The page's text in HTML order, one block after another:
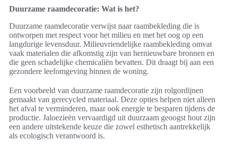
Duurzame raamdecoratie: Wat is het?
Duurzame raamdecoratie verwijst naar raambekleding die is
ontworpen met respect voor het milieu en met het oog op een
langdurige levensduur. Milieuvriendelijke raambekleding omvat
vaak materialen die afkomstig zijn van hernieuwbare bronnen en
die geen schadelijke chemicaliën bevatten. Dit draagt bij aan een
gezondere leefomgeving binnen de woning.
Een voorbeeld van duurzame raamdecoratie zijn rolgordijnen
gemaakt van gerecycled materiaal. Deze opties helpen niet alleen
het afval te verminderen, maar ook energie te besparen tijdens de
productie. Jaloezieën vervaardigd uit duurzaam geoogst hout zijn
een andere uitstekende keuze die zowel esthetisch aantrekkelijk
als ecologisch verantwoord is.